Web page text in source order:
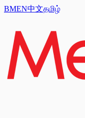
BMEN中文தமிழ்